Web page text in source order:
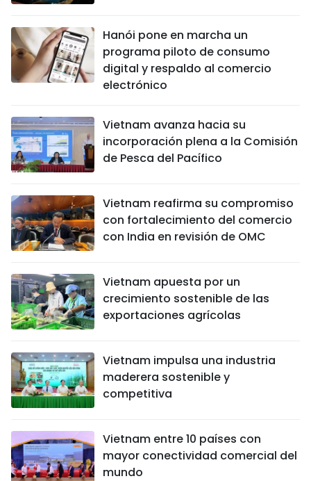
Hanói pone en marcha un
programa piloto de consumo
digital y respaldo al comercio
electrónico
Vietnam avanza hacia su
incorporación plena a la Comisión
de Pesca del Pacífico
Vietnam reafirma su compromiso
con fortalecimiento del comercio
con India en revisión de OMC
Vietnam apuesta por un
crecimiento sostenible de las
exportaciones agrícolas
Vietnam impulsa una industria
maderera sostenible y
competitiva
Vietnam entre 10 países con
mayor conectividad comercial del
mundo